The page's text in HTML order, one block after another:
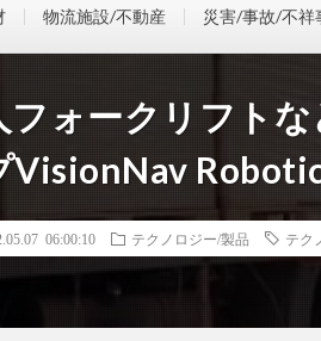
物流施設/不動産 災害/事故/不祥
フォークリフト
VisionNav
06:00:10 テクノロジー/製品 テク